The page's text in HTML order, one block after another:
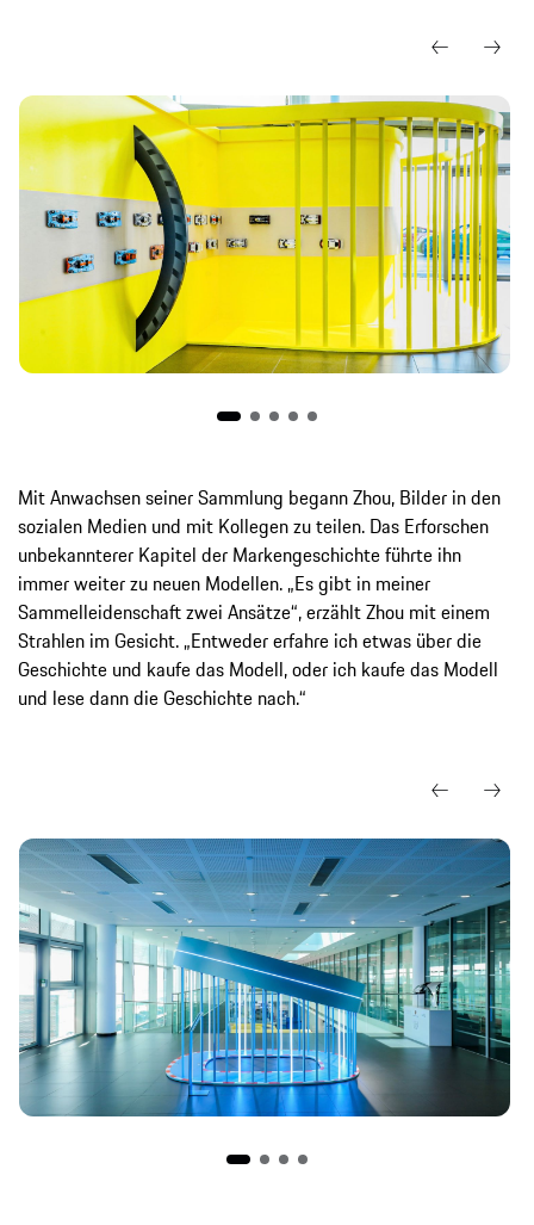
Mit Anwachsen seiner Sammlung begann Zhou, Bilder in den
sozialen Medien und mit Kollegen zu teilen. Das Erforschen
unbekannterer Kapitel der Markengeschichte führte ihn
immer weiter zu neuen Modellen. „Es gibt in meiner
Sammelleidenschaft zwei Ansätze“, erzählt Zhou mit einem
Strahlen im Gesicht. „Entweder erfahre ich etwas über die
Geschichte und kaufe das Modell, oder ich kaufe das Modell
und lese dann die Geschichte nach.“